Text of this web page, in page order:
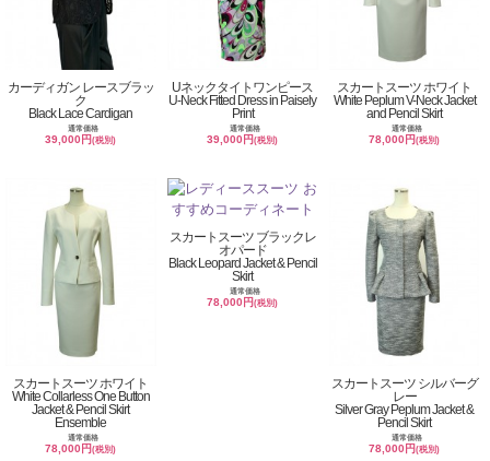
カーディガン レースブラッ
ク
Black Lace Cardigan
通常価格
39,000円(税別)
Uネックタイトワンピース
U-Neck Fitted Dress in Paisely
Print
通常価格
39,000円(税別)
スカートスーツ ホワイト
White Peplum V-Neck Jacket
and Pencil Skirt
通常価格
78,000円(税別)
スカートスーツ ホワイト
White Collarless One Button
Jacket & Pencil Skirt
Ensemble
通常価格
78,000円(税別)
スカートスーツ ブラックレ
オパード
Black Leopard Jacket & Pencil
Skirt
通常価格
78,000円(税別)
スカートスーツ シルバーグ
レー
Silver Gray Peplum Jacket &
Pencil Skirt
通常価格
78,000円(税別)